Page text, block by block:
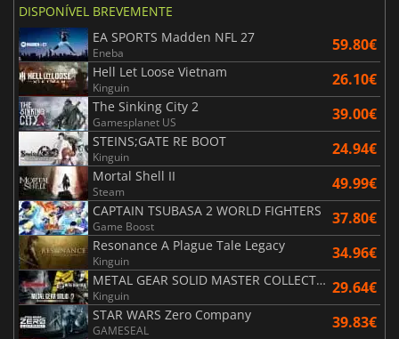
DISPONÍVEL BREVEMENTE
EA SPORTS Madden NFL 27
Eneba 59.80€
Hell Let Loose Vietnam
Kinguin 26.10€
The Sinking City 2
Gamesplanet US 39.00€
STEINS;GATE RE BOOT
Kinguin 24.94€
Mortal Shell II
Steam 49.99€
CAPTAIN TSUBASA 2 WORLD FIGHTERS
Game Boost 37.80€
Resonance A Plague Tale Legacy
Kinguin 34.96€
METAL GEAR SOLID MASTER COLLECTION Vol.2
Kinguin 29.64€
STAR WARS Zero Company
GAMESEAL 39.83€